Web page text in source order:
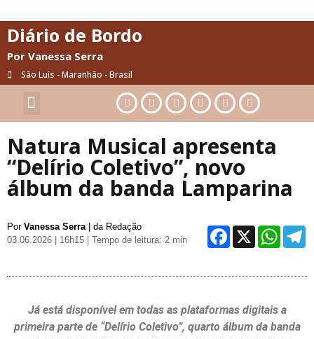
Diário de Bordo
Por Vanessa Serra
São Luís - Maranhão - Brasil
Natura Musical apresenta
“Delírio Coletivo”, novo
álbum da banda Lamparina
Por Vanessa Serra | da Redação
03.06.2026 | 16h15
| Tempo de leitura: 2 min X
Já está disponível em todas as plataformas digitais a
primeira parte de “Delírio Coletivo”, quarto álbum da banda